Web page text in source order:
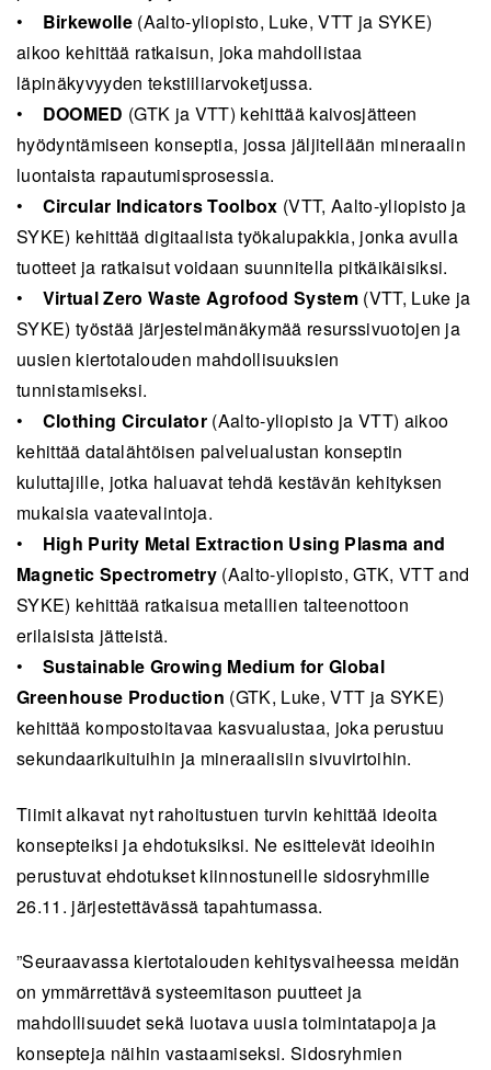
• Birkewolle (Aalto-yliopisto, Luke, VTT ja SYKE)
aikoo kehittää ratkaisun, joka mahdollistaa
läpinäkyvyyden tekstiiliarvoketjussa.
• DOOMED (GTK ja VTT) kehittää kaivosjätteen
hyödyntämiseen konseptia, jossa jäljitellään mineraalin
luontaista rapautumisprosessia.
• Circular Indicators Toolbox (VTT, Aalto-yliopisto ja
SYKE) kehittää digitaalista työkalupakkia, jonka avulla
tuotteet ja ratkaisut voidaan suunnitella pitkäikäisiksi.
• Virtual Zero Waste Agrofood System(VTT, Luke ja
SYKE) työstää järjestelmänäkymää resurssivuotojen ja
uusien kiertotalouden mahdollisuuksien
tunnistamiseksi.
• Clothing Circulator(Aalto-yliopisto ja VTT) aikoo
kehittää datalähtöisen palvelualustan konseptin
kuluttajille, jotka haluavat tehdä kestävän kehityksen
mukaisia vaatevalintoja.
• High Purity Metal Extraction Using Plasma and
Magnetic Spectrometry(Aalto-yliopisto, GTK, VTT and
SYKE) kehittää ratkaisua metallien talteenottoon
erilaisista jätteistä.
• Sustainable Growing Medium for Global
Greenhouse Production (GTK, Luke, VTT ja SYKE)
kehittää kompostoitavaa kasvualustaa, joka perustuu
sekundaarikuituihin ja mineraalisiin sivuvirtoihin.
Tiimit alkavat nyt rahoitustuen turvin kehittää ideoita
konsepteiksi ja ehdotuksiksi. Ne esittelevät ideoihin
perustuvat ehdotukset kiinnostuneille sidosryhmille
26.11. järjestettävässä tapahtumassa.
”Seuraavassa kiertotalouden kehitysvaiheessa meidän
on ymmärrettävä systeemitason puutteet ja
mahdollisuudet sekä luotava uusia toimintatapoja ja
konsepteja näihin vastaamiseksi. Sidosryhmien